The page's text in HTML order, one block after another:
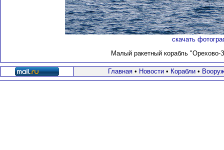
скачать
Малый ракетный корабль
Главная• Новости• Корабли•